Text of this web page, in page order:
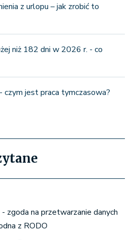
z urlopu – jak zrobić to
niż 182 dni w 2026 r. - co
czym jest praca tymczasowa?
zgoda na przetwarzanie danych
z RODO